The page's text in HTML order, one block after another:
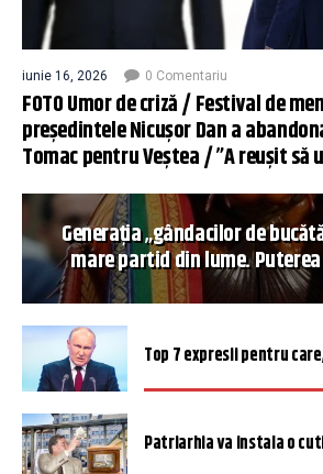
iunie 16, 2026 0 Comentariu
FOTO Umor de criză / Festival de
președintele Nicușor Dan a
Tomac pentru Veștea / ”A reușit să
Generația „gândacilor de
mare partid din lume.
Top 7 expresii pentru
Patriarhia va instala o